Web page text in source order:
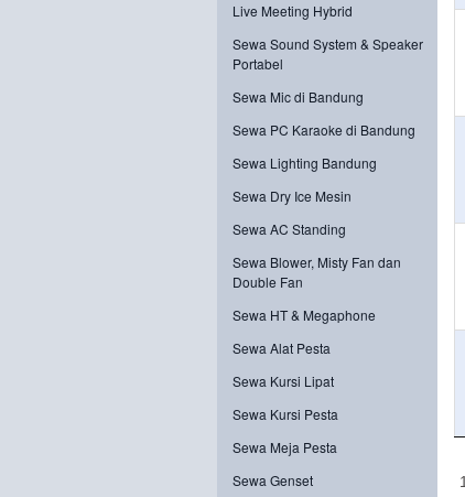
Live Meeting Hybrid
Sewa Sound System & Speaker
Portabel
Sewa Mic di Bandung
Sewa PC Karaoke di Bandung
Sewa Lighting Bandung
Sewa Dry Ice Mesin
Sewa AC Standing
Sewa Blower, Misty Fan dan
Double Fan
Sewa HT & Megaphone
Sewa Alat Pesta
Sewa Kursi Lipat
Sewa Kursi Pesta
Sewa Meja Pesta
Sewa Genset